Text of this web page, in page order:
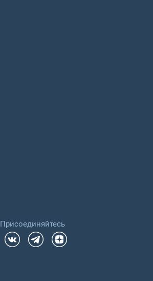
Присоединяйтесь